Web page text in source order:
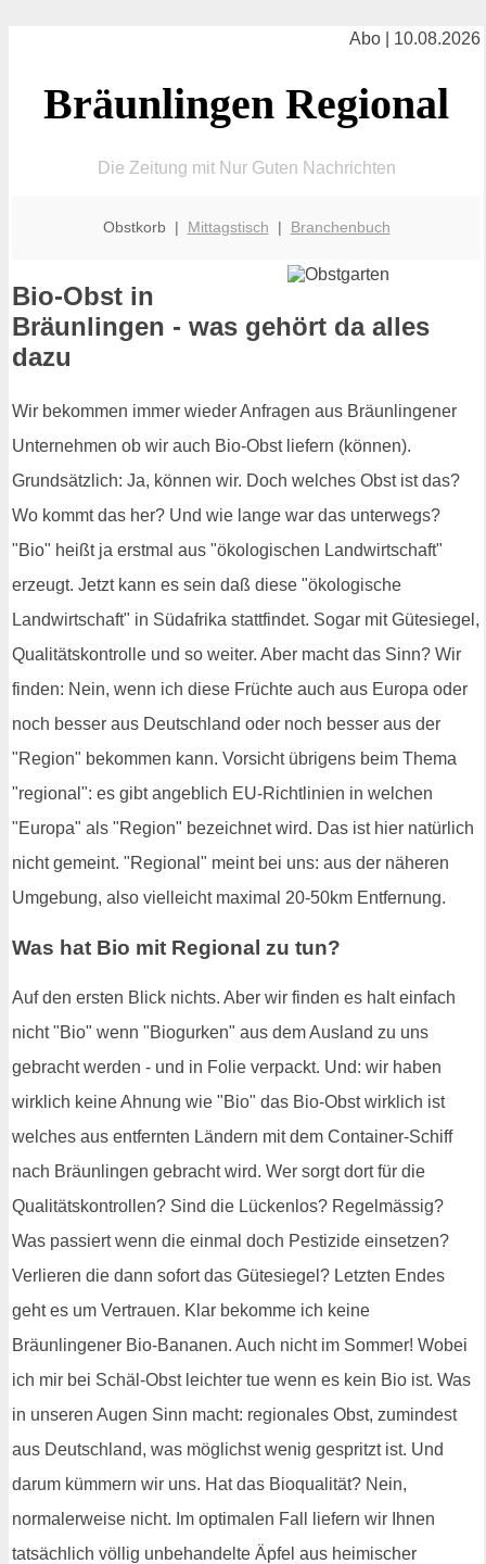
Abo | 10.08.2026
Bräunlingen Regional
Die Zeitung mit Nur Guten Nachrichten
Obstkorb | Mittagstisch | Branchenbuch
Bio-Obst in
Bräunlingen - was gehört da alles
dazu
Wir bekommen immer wieder Anfragen aus Bräunlingener
Unternehmen ob wir auch Bio-Obst liefern (können).
Grundsätzlich: Ja, können wir. Doch welches Obst ist das?
Wo kommt das her? Und wie lange war das unterwegs?
"Bio" heißt ja erstmal aus "ökologischen Landwirtschaft"
erzeugt. Jetzt kann es sein daß diese "ökologische
Landwirtschaft" in Südafrika stattfindet. Sogar mit Gütesiegel,
Qualitätskontrolle und so weiter. Aber macht das Sinn? Wir
finden: Nein, wenn ich diese Früchte auch aus Europa oder
noch besser aus Deutschland oder noch besser aus der
"Region" bekommen kann. Vorsicht übrigens beim Thema
"regional": es gibt angeblich EU-Richtlinien in welchen
"Europa" als "Region" bezeichnet wird. Das ist hier natürlich
nicht gemeint. "Regional" meint bei uns: aus der näheren
Umgebung, also vielleicht maximal 20-50km Entfernung.
Was hat Bio mit Regional zu tun?
Auf den ersten Blick nichts. Aber wir finden es halt einfach
nicht "Bio" wenn "Biogurken" aus dem Ausland zu uns
gebracht werden - und in Folie verpackt. Und: wir haben
wirklich keine Ahnung wie "Bio" das Bio-Obst wirklich ist
welches aus entfernten Ländern mit dem Container-Schiff
nach Bräunlingen gebracht wird. Wer sorgt dort für die
Qualitätskontrollen? Sind die Lückenlos? Regelmässig?
Was passiert wenn die einmal doch Pestizide einsetzen?
Verlieren die dann sofort das Gütesiegel? Letzten Endes
geht es um Vertrauen. Klar bekomme ich keine
Bräunlingener Bio-Bananen. Auch nicht im Sommer! Wobei
ich mir bei Schäl-Obst leichter tue wenn es kein Bio ist. Was
in unseren Augen Sinn macht: regionales Obst, zumindest
aus Deutschland, was möglichst wenig gespritzt ist. Und
darum kümmern wir uns. Hat das Bioqualität? Nein,
normalerweise nicht. Im optimalen Fall liefern wir Ihnen
tatsächlich völlig unbehandelte Äpfel aus heimischer